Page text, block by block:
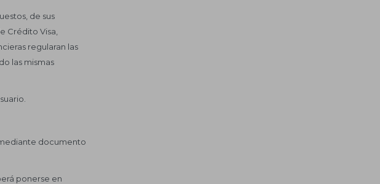
de sus
Crédito Visa,
regularan las
las mismas
documento
ponerse en